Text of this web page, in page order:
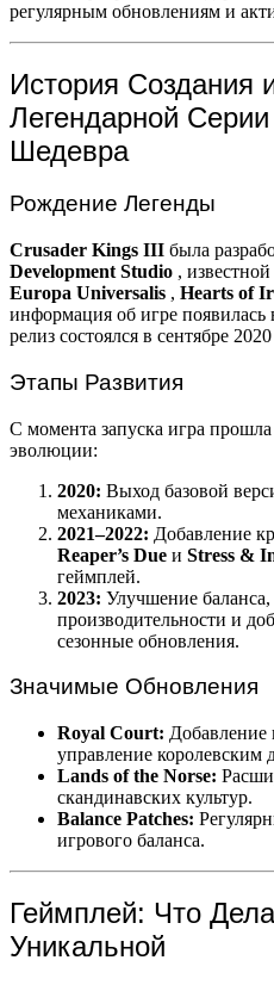
регулярным обновлениям и
История Создания
Легендарной
Шедевра
Рождение Легенды
Crusader Kings III была
Development Studio ,
Europa Universalis , Hearts of
информация об игре
релиз состоялся в сентябре
Этапы Развития
С момента запуска игра
эволюции:
2020: Выход базовой
механиками.
2021–2022: Добавление
Reaper’s Due и Stress &
геймплей.
2023: Улучшение
производительности и
сезонные обновления.
Значимые Обновления
Royal Court:
управление королевским
Lands of the Norse:
скандинавских культур.
Balance Patches:
игрового баланса.
Геймплей: Что
Уникальной